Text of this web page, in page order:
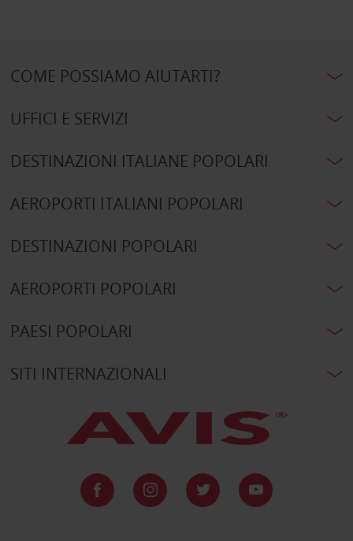
COME POSSIAMO AIUTARTI?
UFFICI E SERVIZI
DESTINAZIONI ITALIANE POPOLARI
AEROPORTI ITALIANI POPOLARI
DESTINAZIONI POPOLARI
AEROPORTI POPOLARI
PAESI POPOLARI
SITI INTERNAZIONALI